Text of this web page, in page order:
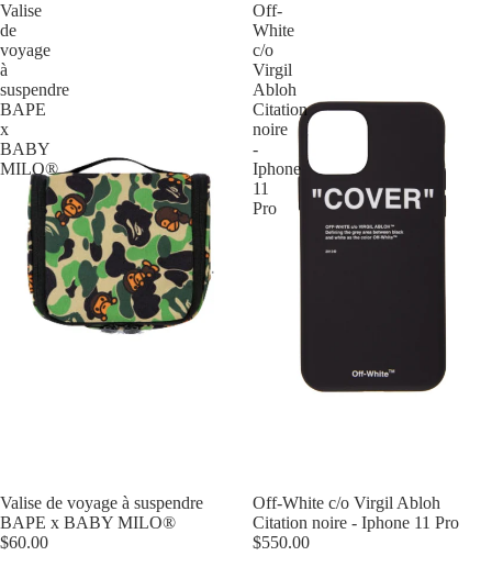
Valise
de
voyage
à
suspendre
BAPE
x
BABY
MILO®
Épuisé
Valise de voyage à suspendre
BAPE x BABY MILO®
$60.00
Off-
White
c/o
Virgil
Abloh
Citation
noire
-
Iphone
11
Pro
Épuisé
Off-White c/o Virgil Abloh
Citation noire - Iphone 11 Pro
$550.00